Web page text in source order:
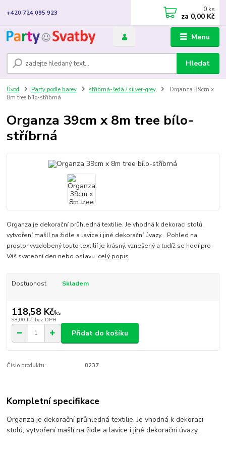
Menu
Hledat
+420 724 095 923 0 ks
za 0,00 Kč
Úvod Party podle barev stříbrná-šedá / silver-grey
Organza 39cm x
8m tree bílo-stříbrná
Organza 39cm x 8m tree bílo-
stříbrná
Organza je dekorační průhledná textilie. Je vhodná k dekoraci stolů,
vytvoření mašlí na židle a lavice i jiné dekorační úvazy. Pohled na
prostor vyzdobený touto textilií je krásný, vznešený a tudíž se hodí pro
Váš svatební den nebo oslavu. celý popis
Dostupnost Skladem
118,58 Kč/ks
98,00 Kč bez DPH
Přidat do košíku
Číslo produktu: 8237
Kompletní specifikace
Organza je dekorační průhledná textilie. Je vhodná k dekoraci
stolů, vytvoření mašlí na židle a lavice i jiné dekorační úvazy.